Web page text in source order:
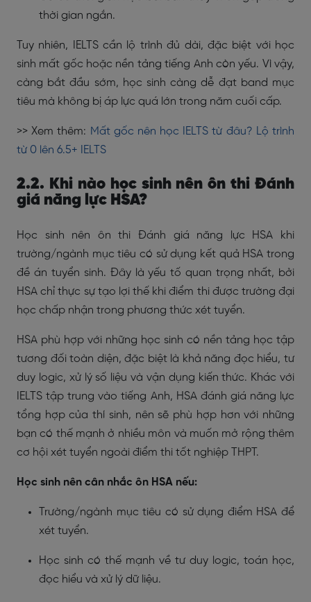
thời gian ngắn.
Tuy nhiên, IELTS cần lộ trình đủ dài, đặc biệt với học
sinh mất gốc hoặc nền tảng tiếng Anh còn yếu. Vì vậy,
càng bắt đầu sớm, học sinh càng dễ đạt band mục
tiêu mà không bị áp lực quá lớn trong năm cuối cấp.
>> Xem thêm: Mất gốc nên học IELTS từ đâu? Lộ trình
từ 0 lên 6.5+ IELTS
2.2. Khi nào học sinh nên ôn thi Đánh
giá năng lực HSA?
Học sinh nên ôn thi Đánh giá năng lực HSA khi
trường/ngành mục tiêu có sử dụng kết quả HSA trong
đề án tuyển sinh. Đây là yếu tố quan trọng nhất, bởi
HSA chỉ thực sự tạo lợi thế khi điểm thi được trường đại
học chấp nhận trong phương thức xét tuyển.
HSA phù hợp với những học sinh có nền tảng học tập
tương đối toàn diện, đặc biệt là khả năng đọc hiểu, tư
duy logic, xử lý số liệu và vận dụng kiến thức. Khác với
IELTS tập trung vào tiếng Anh, HSA đánh giá năng lực
tổng hợp của thí sinh, nên sẽ phù hợp hơn với những
bạn có thế mạnh ở nhiều môn và muốn mở rộng thêm
cơ hội xét tuyển ngoài điểm thi tốt nghiệp THPT.
Học sinh nên cân nhắc ôn HSA nếu:
Trường/ngành mục tiêu có sử dụng điểm HSA để
xét tuyển.
Học sinh có thế mạnh về tư duy logic, toán học,
đọc hiểu và xử lý dữ liệu.